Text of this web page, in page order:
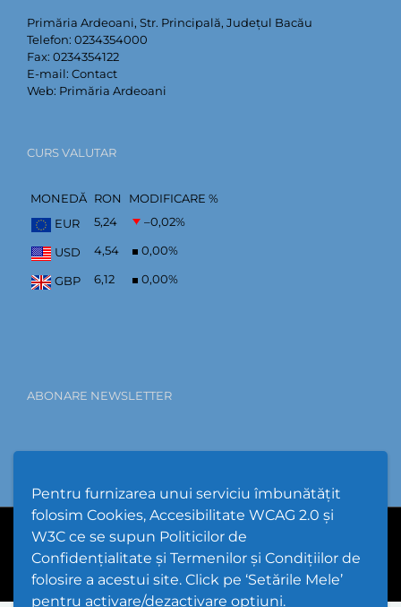
Pentru furnizarea unui serviciu îmbunătățit
folosim Cookies, Accesibilitate WCAG 2.0 și
W3C ce se supun Politicilor de
Confidențialitate și Termenilor și Condițiilor de
folosire a acestui site. Click pe ‘Setările Mele’
pentru activare/dezactivare opțiuni.
Primăria Ardeoani, Str. Principală, Județul Bacău
Telefon: 0234354000
Fax: 0234354122
E-mail: Contact
Web: Primăria Ardeoani
CURS VALUTAR
MONEDĂ RON
MODIFICARE %
EUR
5,24 –0,02%
USD 4,54 0,00%
GBP 6,12 0,00%
ABONARE NEWSLETTER
Hartă Website